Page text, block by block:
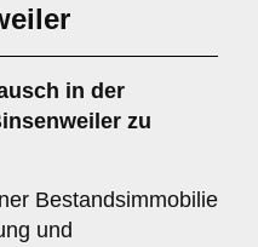
in der
zu
Bestandsimmobilie
und